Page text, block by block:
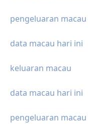
pengeluaran macau
data macau hari ini
keluaran macau
data macau hari ini
pengeluaran macau